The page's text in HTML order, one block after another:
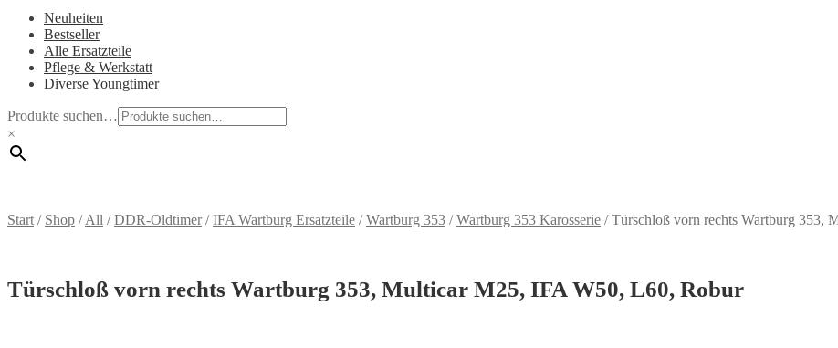
Neuheiten
Bestseller
Alle Ersatzteile
Pflege & Werkstatt
Diverse Youngtimer
Produkte suchen…
×
Start / Shop /All /DDR-Oldtimer/IFA Wartburg Ersatzteile /Wartburg 353 /Wartburg 353 Karosserie /Türschloß vorn rechts Wartburg 353,
Türschloß vorn rechts Wartburg 353, Multicar M25, IFA W50, L60, Robur